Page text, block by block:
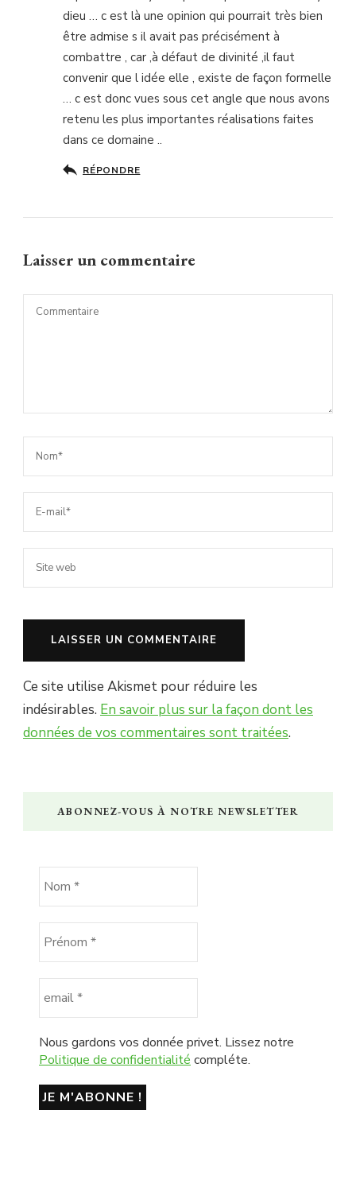
dieu … c est là une opinion qui pourrait très bien
être admise s il avait pas précisément à
combattre , car ,à défaut de divinité ,il faut
convenir que l idée elle , existe de façon formelle
… c est donc vues sous cet angle que nous avons
retenu les plus importantes réalisations faites
dans ce domaine ..
RÉPONDRE
Laisser un commentaire
Ce site utilise Akismet pour réduire les
indésirables. En savoir plus sur la façon dont les
données de vos commentaires sont traitées.
ABONNEZ-VOUS À NOTRE NEWSLETTER
Nous gardons vos donnée privet. Lissez notre
Politique de confidentialité compléte.